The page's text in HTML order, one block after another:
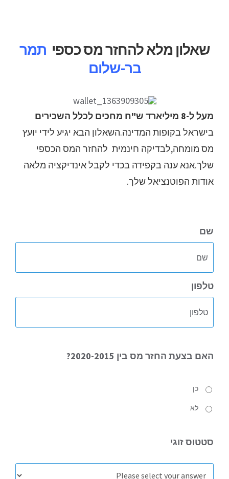
שאלון מלא להחזר מס כספי תמר
בר-שלום
מעל ל-8 מיליארד ש"ח מחכים לכלל השכירים
בישראל בקופות המדינה.השאלון הבא יגיע לידי יועץ
מס מומחה,לבדיקה חינמית להחזר המס הכספי
שלך.אנא ענה בקפידה בכדי לקבל אינדיקציה מלאה
אודות הפוטנציאל שלך.
שם
טלפון
האם בצעת החזר מס בין 2020-2015?
כן
לא
סטטוסזוגי